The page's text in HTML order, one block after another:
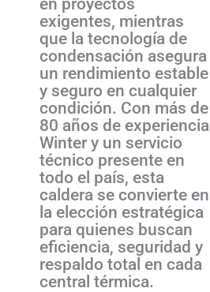
en proyectos
exigentes, mientras
que la tecnología de
condensación asegura
un rendimiento estable
y seguro en cualquier
condición. Con más de
80 años de experiencia
Winter y un servicio
técnico presente en
todo el país, esta
caldera se convierte en
la elección estratégica
para quienes buscan
eficiencia, seguridad y
respaldo total en cada
central térmica.